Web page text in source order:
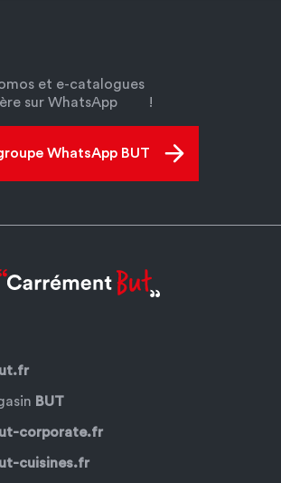
et e-catalogues
sur WhatsApp
!
WhatsApp BUT
BUT
corporate.fr
cuisines.fr